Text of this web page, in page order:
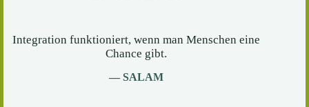
Integration funktioniert, wenn man Menschen eine
Chance gibt.
— SALAM